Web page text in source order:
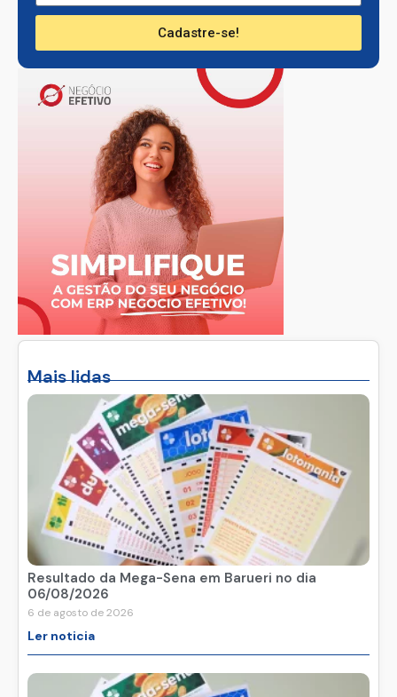
Mais lidas
Resultado da Mega-Sena em Barueri no dia
06/08/2026
6 de agosto de 2026
Ler noticia
Cadastre-se!